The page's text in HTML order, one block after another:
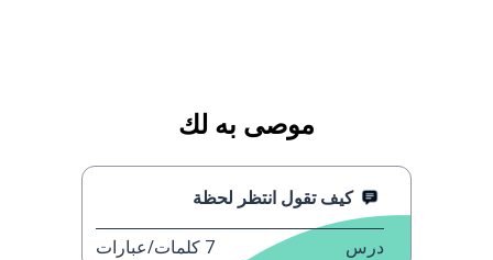
موصى به لك
كيف تقول انتظر لحظة
درس 7 كلمات/عبارات